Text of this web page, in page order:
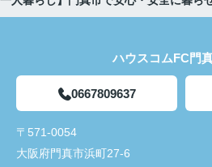
ハウスコムFC門
0667809637
〒571-0054
大阪府門真市浜町27-6